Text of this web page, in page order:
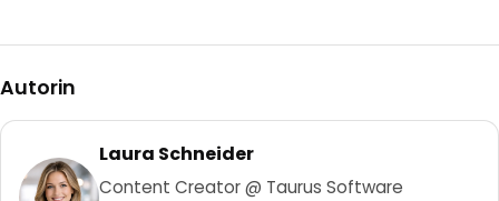
Autorin
Laura Schneider
Content Creator @ Taurus Software